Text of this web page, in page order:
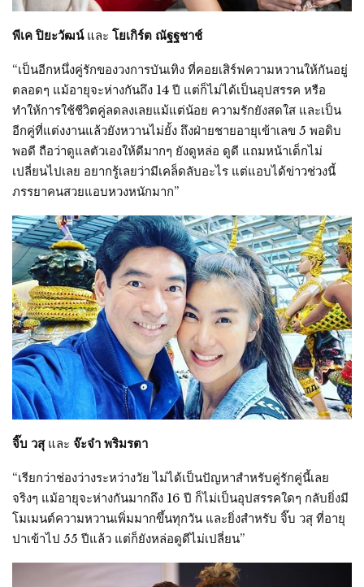
พีเค ปิยะวัฒน์ และ โยเกิร์ต ณัฐฐชาช์
“เป็นอีกหนึ่งคู่รักของวงการบันเทิง ที่คอยเสิร์ฟความหวานให้กันอยู่
ตลอดๆ แม้อายุจะห่างกันถึง 14 ปี แต่ก็ไม่ได้เป็นอุปสรรค หรือ
ทำให้การใช้ชีวิตคู่ลดลงเลยแม้แต่น้อย ความรักยังสดใส และเป็น
อีกคู่ที่แต่งงานแล้วยังหวานไม่ยั้ง ถึงฝ่ายชายอายุเข้าเลข 5 พอดิบ
พอดี ถือว่าดูแลตัวเองให้ดีมากๆ ยังดูหล่อ ดูดี แถมหน้าเด็กไม่
เปลี่ยนไปเลย อยากรู้เลยว่ามีเคล็ดลับอะไร แต่แอบได้ข่าวช่วงนี้
ภรรยาคนสวยแอบหวงหนักมาก”
จิ๊บ วสุ และ จ๊ะจ๋า พริมรตา
“เรียกว่าช่องว่างระหว่างวัย ไม่ได้เป็นปัญหาสำหรับคู่รักคู่นี้เลย
จริงๆ แม้อายุจะห่างกันมากถึง 16 ปี ก็ไม่เป็นอุปสรรคใดๆ กลับยิ่งมี
โมเมนต์ความหวานเพิ่มมากขึ้นทุกวัน และยิ่งสำหรับ จิ๊บ วสุ ที่อายุ
ปาเข้าไป 55 ปีแล้ว แต่ก็ยังหล่อดูดีไม่เปลี่ยน”